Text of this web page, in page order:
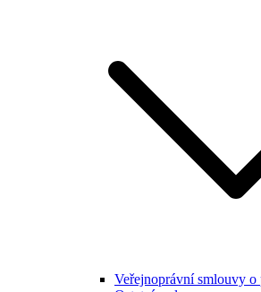
Veřejnoprávní smlouvy o